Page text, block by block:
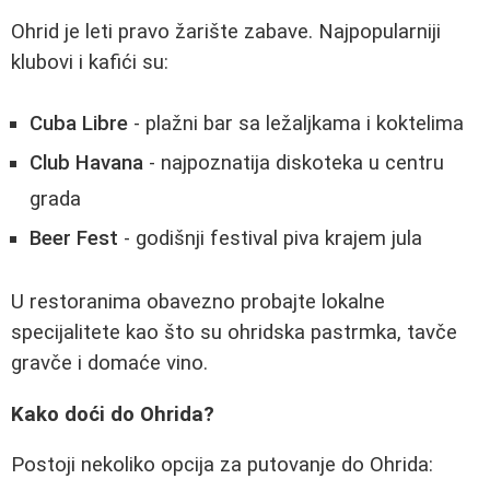
Ohrid je leti pravo žarište zabave. Najpopularniji
klubovi i kafići su:
Cuba Libre - plažni bar sa ležaljkama i koktelima
Club Havana - najpoznatija diskoteka u centru
grada
Beer Fest - godišnji festival piva krajem jula
U restoranima obavezno probajte lokalne
specijalitete kao što su ohridska pastrmka, tavče
gravče i domaće vino.
Kako doći do Ohrida?
Postoji nekoliko opcija za putovanje do Ohrida: